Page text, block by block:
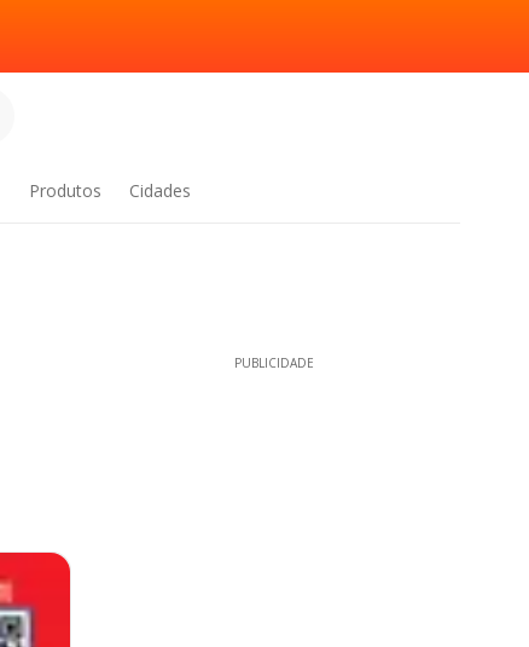
Produtos Cidades
PUBLICIDADE